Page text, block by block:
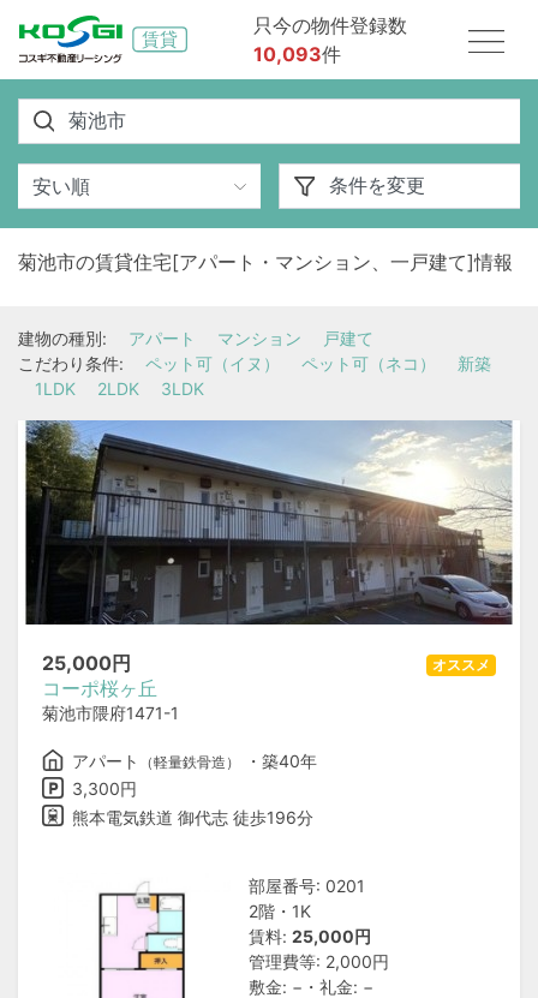
只今の物件登録数
10,093件
菊池市の賃貸住宅[アパート・マンション、一戸建て]情報
建物の種別: アパート マンション
戸建て
こだわり条件:
ペット可（イヌ） ペット可（ネコ）
新築
1LDK
2LDK 3LDK
25,000円
コーポ桜ヶ丘
菊池市隈府1471-1
オススメ
アパート （軽量鉄骨造）
・築40年
3,300円
熊本電気鉄道 御代志 徒歩196分
部屋番号: 0201
2階・1K
賃料: 25,000円
管理費等: 2,000円
敷金: −・礼金: −